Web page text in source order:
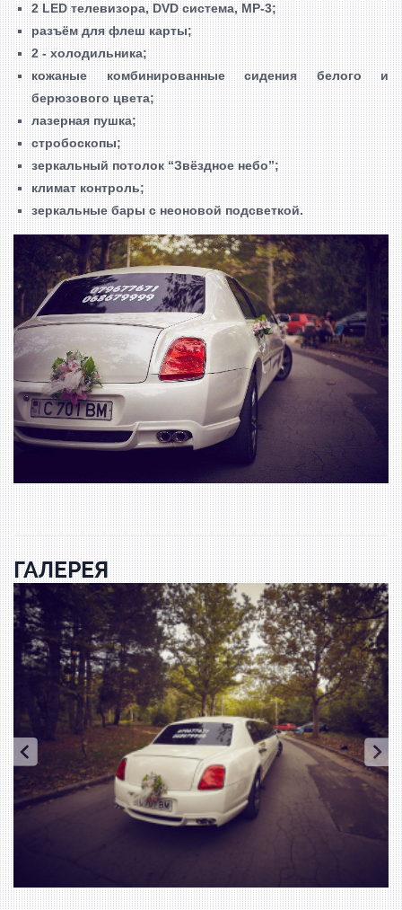
2 LED телевизора,DVD система,MP-3;
разъём для флеш карты;
2 - холодильника;
кожаные комбинированные сидения белого и
берюзового цвета;
лазерная пушка;
стробоскопы;
зеркальный потолок “Звёздное небо”;
климат контроль;
зеркальные бары с неоновой подсветкой.
ГАЛЕРЕЯ